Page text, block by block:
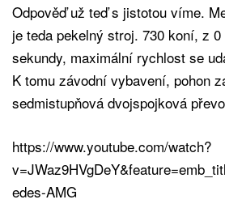
Odpověď už teď s jistotou víme.
je teda pekelný stroj. 730 koní, z
sekundy, maximální rychlost se
K tomu závodní vybavení, pohon
sedmistupňová dvojspojková
https://www.youtube.com/watch?
edes-AMG